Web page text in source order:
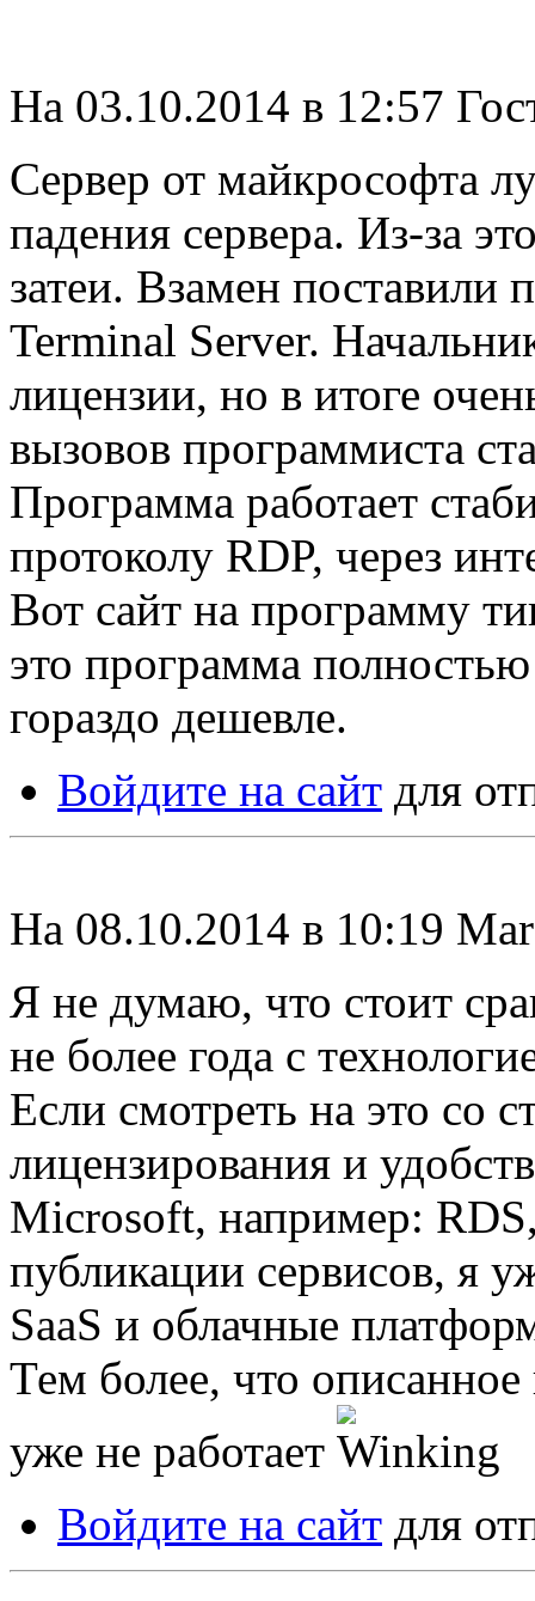
На 03.10.2014 в 12:57
Сервер от майкрософта
падения сервера. Из-за
затеи. Взамен
Terminal Server.
лицензии, но в итоге
вызовов программиста
Программа работает
протоколу RDP, через
Вот сайт на программу
это программа
гораздо дешевле.
Войдите на сайт для
На 08.10.2014 в 10:19
Я не думаю, что стоит
не более года с
Если смотреть на это со
лицензирования и
Microsoft, например:
публикации сервисов, я
SaaS и облачные
Тем более, что
уже не работает
Войдите на сайт для